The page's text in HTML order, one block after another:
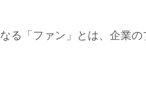
る「ファン」とは、企業